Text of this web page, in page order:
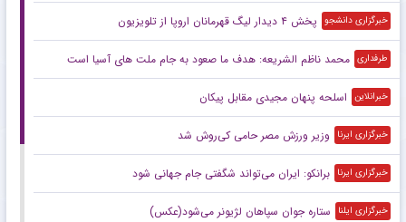
خبرگزاری دانشجو پخش ۴ دیدار لیگ قهرمانان اروپا از تلویزیون
طرفداری محمد ناظم الشریعه: هدف ما صعود به جام ملت های آسیا است
خبرانلاین اسلحه پنهان مجیدی مقابل پیکان
خبرگزاری ایرنا وزیر ورزش مصر حامی کی‌روش شد
خبرگزاری ایرنا برانکو: ایران می‌تواند شگفتی جام جهانی شود
خبرگزاری ایلنا ستاره جوان سپاهان لژیونر می‌شود(عکس)